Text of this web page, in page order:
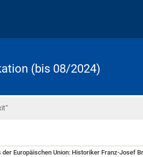
(bis 08/2024)
Europäischen Union: Historiker Franz-Josef